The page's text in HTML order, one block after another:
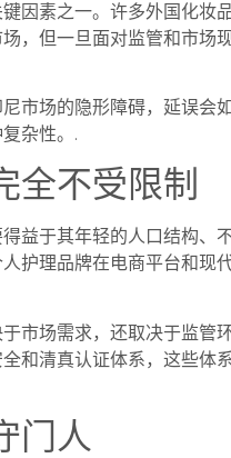
因素之一。许多外国化妆
，但一旦面对监管和市场
市场的隐形障碍，延误会
杂性。.
全不受限制
益于其年轻的人口结构、
护理品牌在电商平台和现
市场需求，还取决于监管
和清真认证体系，这些体
门人